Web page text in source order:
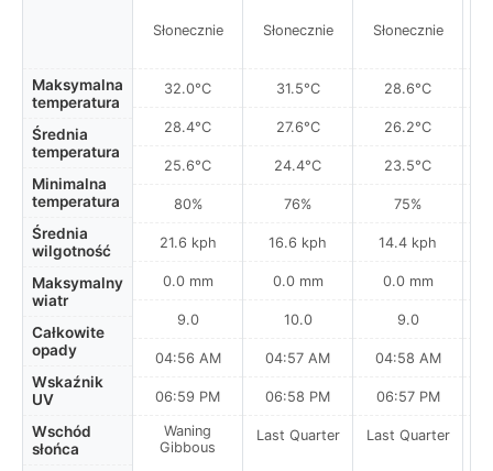
Maksymalna
temperatura
Średnia
temperatura
Minimalna
temperatura
Średnia
wilgotność
Maksymalny
wiatr
Całkowite
opady
Wskaźnik
UV
Wschód
słońca
Słonecznie
32.0°C
28.4°C
25.6°C
80%
21.6 kph
0.0 mm
9.0
04:56 AM
06:59 PM
Waning
Gibbous
Słonecznie
31.5°C
27.6°C
24.4°C
76%
16.6 kph
0.0 mm
10.0
04:57 AM
06:58 PM
Last Quarter
Słonecznie
28.6°C
26.2°C
23.5°C
75%
14.4 kph
0.0 mm
9.0
04:58 AM
06:57 PM
Last Quarter